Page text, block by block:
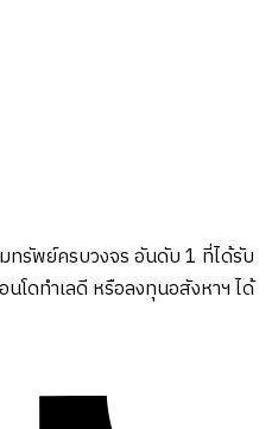
ทรัพย์ครบวงจร อันดับ 1 ที่ได้รับ
โดทำเลดี หรือลงทุนอสังหาฯ ได้